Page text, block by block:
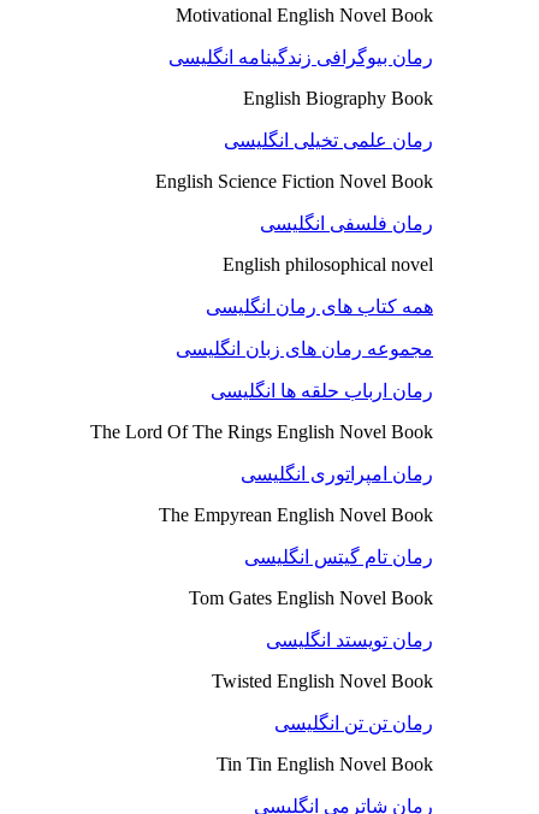
Motivational English Novel Book
رمان بیوگرافی زندگینامه انگلیسی
English Biography Book
رمان علمی تخیلی انگلیسی
English Science Fiction Novel Book
رمان فلسفی انگلیسی
English philosophical novel
همه کتاب های رمان انگلیسی
مجموعه رمان های زبان انگلیسی
رمان ارباب حلقه ها انگلیسی
The Lord Of The Rings English Novel Book
رمان امپراتوری انگلیسی
The Empyrean English Novel Book
رمان تام گیتس انگلیسی
Tom Gates English Novel Book
رمان تویستد انگلیسی
Twisted English Novel Book
رمان تن تن انگلیسی
Tin Tin English Novel Book
رمان شاترمی انگلیسی